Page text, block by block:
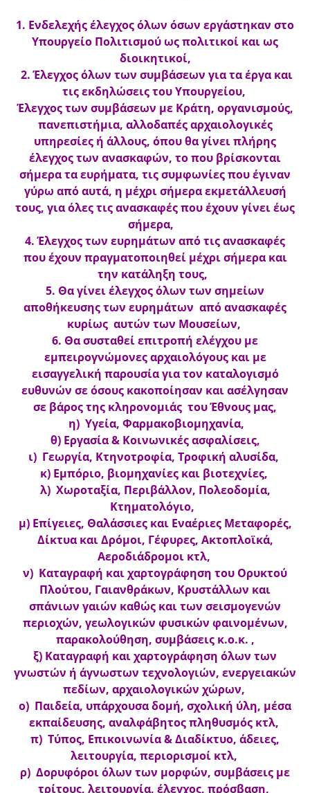
1. Ενδελεχής έλεγχος όλων όσων εργάστηκαν στο
Υπουργείο Πολιτισμού ως πολιτικοί και ως
διοικητικοί,
2. Έλεγχος όλων των συμβάσεων για τα έργα και
τις εκδηλώσεις του Υπουργείου,
Έλεγχος των συμβάσεων με Κράτη, οργανισμούς,
πανεπιστήμια, αλλοδαπές αρχαιολογικές
υπηρεσίες ή άλλους, όπου θα γίνει πλήρης
έλεγχος των ανασκαφών, το που βρίσκονται
σήμερα τα ευρήματα, τις συμφωνίες που έγιναν
γύρω από αυτά, η μέχρι σήμερα εκμετάλλευσή
τους, για όλες τις ανασκαφές που έχουν γίνει έως
σήμερα,
4. Έλεγχος των ευρημάτων από τις ανασκαφές
που έχουν πραγματοποιηθεί μέχρι σήμερα και
την κατάληξη τους,
5. Θα γίνει έλεγχος όλων των σημείων
αποθήκευσης των ευρημάτων από ανασκαφές
κυρίως αυτών των Μουσείων,
6. Θα συσταθεί επιτροπή ελέγχου με
εμπειρογνώμονες αρχαιολόγους και με
εισαγγελική παρουσία για τον καταλογισμό
ευθυνών σε όσους κακοποίησαν και ασέλγησαν
σε βάρος της κληρονομιάς του Έθνους μας,
η) Υγεία, Φαρμακοβιομηχανία,
θ) Εργασία & Κοινωνικές ασφαλίσεις,
ι) Γεωργία, Κτηνοτροφία, Τροφική αλυσίδα,
κ) Εμπόριο, βιομηχανίες και βιοτεχνίες,
λ) Χωροταξία, Περιβάλλον, Πολεοδομία,
Κτηματολόγιο,
μ) Επίγειες, Θαλάσσιες και Εναέριες Μεταφορές,
Δίκτυα και Δρόμοι, Γέφυρες, Ακτοπλοϊκά,
Αεροδιάδρομοι κτλ,
ν) Καταγραφή και χαρτογράφηση του Ορυκτού
Πλούτου, Γαιανθράκων, Κρυστάλλων και
σπάνιων γαιών καθώς και των σεισμογενών
περιοχών, γεωλογικών φυσικών φαινομένων,
παρακολούθηση, συμβάσεις κ.ο.κ. ,
ξ) Καταγραφή και χαρτογράφηση όλων των
γνωστών ή άγνωστων τεχνολογιών, ενεργειακών
πεδίων, αρχαιολογικών χώρων,
ο) Παιδεία, υπάρχουσα δομή, σχολική ύλη, μέσα
εκπαίδευσης, αναλφάβητος πληθυσμός κτλ,
π) Τύπος, Επικοινωνία & Διαδίκτυο, άδειες,
λειτουργία, περιορισμοί κτλ,
ρ) Δορυφόροι όλων των μορφών, συμβάσεις με
τρίτους, λειτουργία, έλεγχος, πρόσβαση,